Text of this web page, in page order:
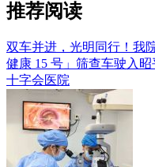
推荐阅读
双车并进，光明同行！我
健康 15 号」筛查车驶入
十字会医院